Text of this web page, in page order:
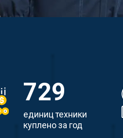
729
единиц техники
куплено за год